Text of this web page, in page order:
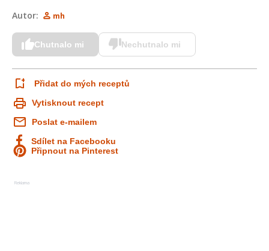
Autor: mh
Chutnalo mi Nechutnalo mi
Přidat do mých receptů
Vytisknout recept
Poslat e-mailem
Sdílet na Facebooku
Připnout na Pinterest
Reklama